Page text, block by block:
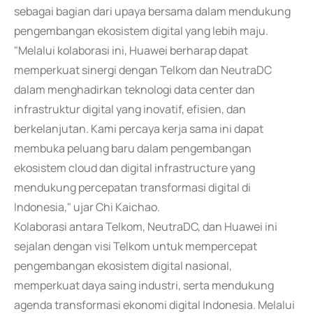
sebagai bagian dari upaya bersama dalam mendukung
pengembangan ekosistem digital yang lebih maju.
"Melalui kolaborasi ini, Huawei berharap dapat
memperkuat sinergi dengan Telkom dan NeutraDC
dalam menghadirkan teknologi data center dan
infrastruktur digital yang inovatif, efisien, dan
berkelanjutan. Kami percaya kerja sama ini dapat
membuka peluang baru dalam pengembangan
ekosistem cloud dan digital infrastructure yang
mendukung percepatan transformasi digital di
Indonesia," ujar Chi Kaichao.
Kolaborasi antara Telkom, NeutraDC, dan Huawei ini
sejalan dengan visi Telkom untuk mempercepat
pengembangan ekosistem digital nasional,
memperkuat daya saing industri, serta mendukung
agenda transformasi ekonomi digital Indonesia. Melalui